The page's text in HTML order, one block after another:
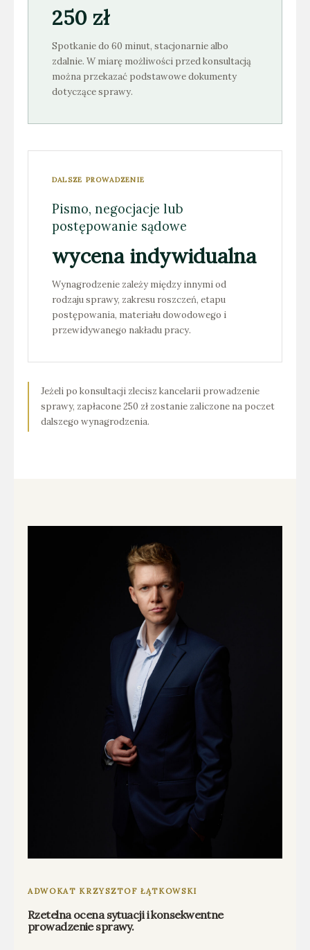
250 zł
Spotkanie do 60 minut, stacjonarnie albo
zdalnie. W miarę możliwości przed konsultacją
można przekazać podstawowe dokumenty
dotyczące sprawy.
DALSZE PROWADZENIE
Pismo, negocjacje lub
postępowanie sądowe
wycena indywidualna
Wynagrodzenie zależy między innymi od
rodzaju sprawy, zakresu roszczeń, etapu
postępowania, materiału dowodowego i
przewidywanego nakładu pracy.
Jeżeli po konsultacji zlecisz kancelarii prowadzenie
sprawy, zapłacone 250 zł zostanie zaliczone na poczet
dalszego wynagrodzenia.
ADWOKAT KRZYSZTOF ŁĄTKOWSKI
Rzetelna ocena sytuacji i konsekwentne
prowadzenie sprawy.